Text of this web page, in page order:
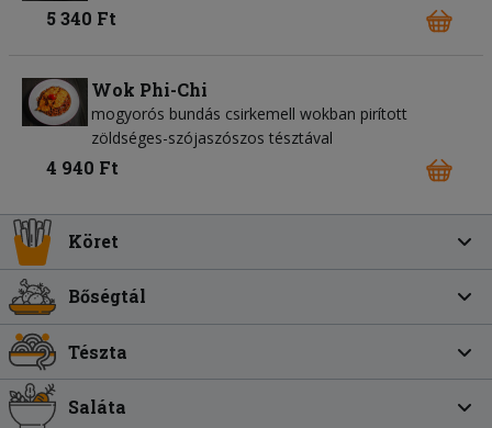
5 340 Ft
Wok Phi-Chi
mogyorós bundás csirkemell wokban pirított
zöldséges-szójaszószos tésztával
4 940 Ft
Köret
Bőségtál
Tészta
Saláta